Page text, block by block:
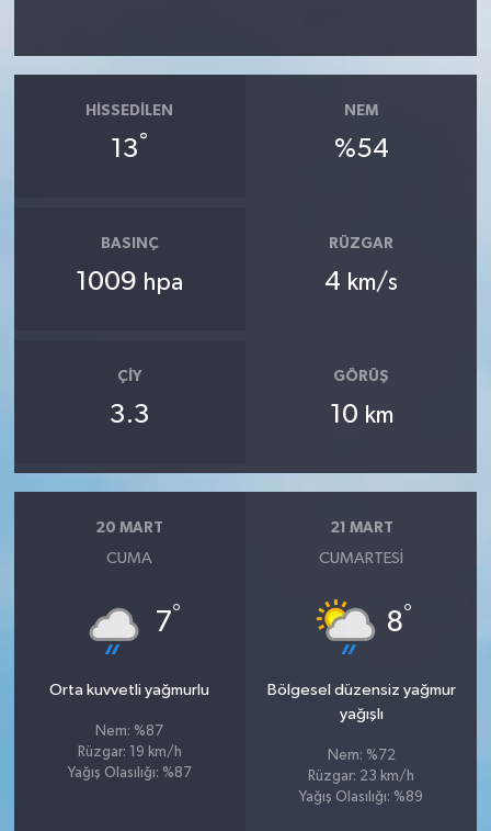
HISSEDILEN
13°
NEM
%54
BASINÇ
1009 hpa
RÜZGAR
4 km/s
ÇIY
3.3
GÖRÜŞ
10 km
20 MART
CUMA
7°
Orta kuvvetli yağmurlu
Nem: %87
Rüzgar: 19 km/h
Yağış Olasılığı: %87
21 MART
CUMARTESI
8°
Bölgesel düzensiz yağmur
yağışlı
Nem: %72
Rüzgar: 23 km/h
Yağış Olasılığı: %89